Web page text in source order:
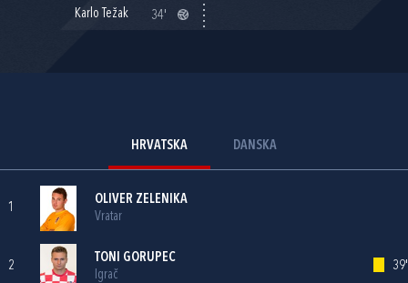
Karlo Težak
34'
HRVATSKA DANSKA
1
OLIVER ZELENIKA
Vratar
2
TONI GORUPEC
Igrač
39'